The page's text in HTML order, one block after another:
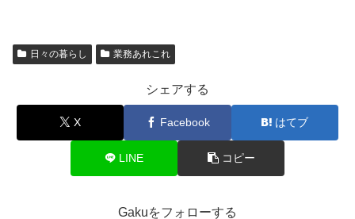
日々の暮らし 業務あれこれ
シェアする
X Facebook はてブ
LINE コピー
Gakuをフォローする